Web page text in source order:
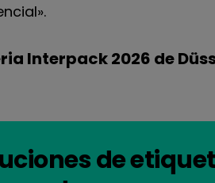
Interpack 2026 de
de